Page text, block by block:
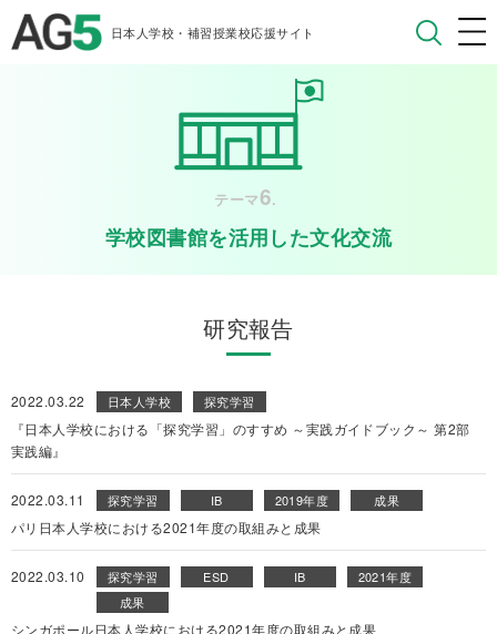
日本人学校・補習授業校応援サイト
テーマ6.
学校図書館を活用した文化交流
研究報告
2022.03.22 日本人学校 探究学習
『日本人学校における「探究学習」のすすめ ～実践ガイドブック～ 第2部
実践編』
2022.03.11 探究学習 IB 2019年度 成果
パリ日本人学校における2021年度の取組みと成果
2022.03.10 探究学習 ESD IB
2021年度
成果
シンガポール日本人学校における2021年度の取組みと成果